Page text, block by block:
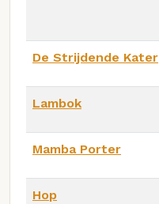
De Strijdende Kater
Lambok
Mamba Porter
Hop